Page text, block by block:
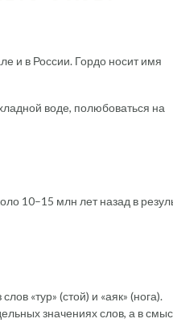
и в России. Гордо носит имя
воде, полюбоваться на
10–15 млн лет назад в
«тур» (стой) и «аяк» (нога).
значениях слов, а в